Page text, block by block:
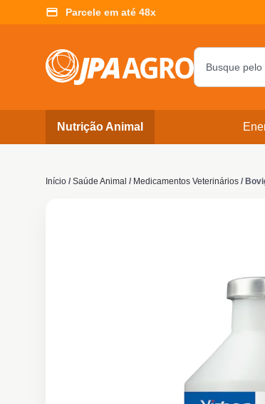
Parcele em até 48x
Nutrição Animal
Início / Saúde Animal / Medicamentos Veterinários /